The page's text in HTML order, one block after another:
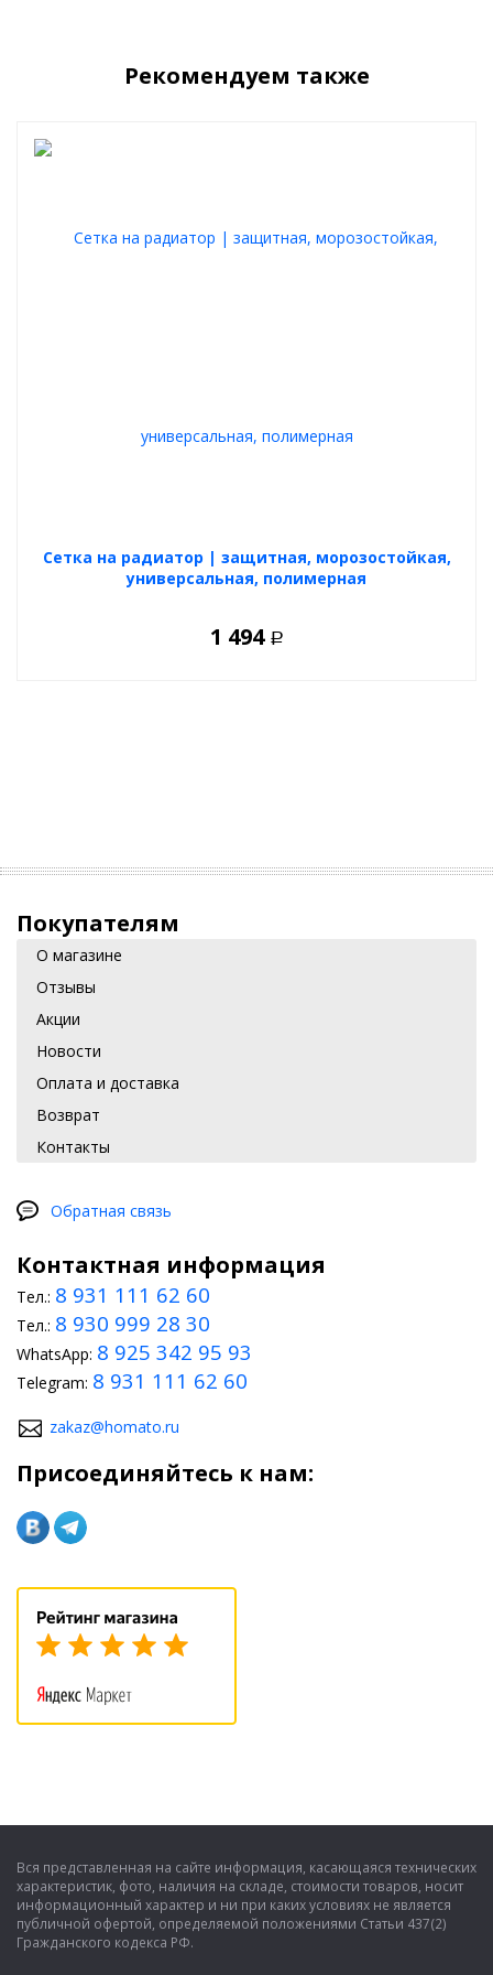
Пример установки зимнего пакета:
Рекомендуем также
Cетка на радиатор | защитная, морозостойкая,
универсальная, полимерная
1 494 Р
Покупателям
О магазине
Отзывы
Акции
Новости
Оплата и доставка
Возврат
Контакты
Обратная связь
Контактная информация
Тел.: 8 931 111 62 60
Тел.: 8 930 999 28 30
WhatsApp: 8 925 342 95 93
Telegram: 8 931 111 62 60
zakaz@homato.ru
Присоединяйтесь к нам:
Вся представленная на сайте информация, касающаяся технических
характеристик, фото, наличия на складе, стоимости товаров, носит
информационный характер и ни при каких условиях не является
публичной офертой, определяемой положениями Статьи 437(2)
Гражданского кодекса РФ.